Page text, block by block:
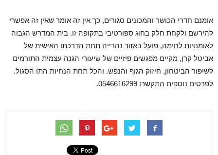
אומנם חדרי הכושר והמכונים סגורים, כך אין זה אומר שאין זה אפשרי
להירשם ולקחת חלק בחוג ספורטיבי בתקופה זו. בית המדרש הגבוה
לאומנויות לחימה, פועל באזור נהרייה תחת הדרכתו האישית של
אביטל קרן, מקיים מפגשים פיזיים של שיעורי הגנה עצמית התורמים
לשיפור הביטחון, חיזוק הגוף והנפש. והכל תחת הנחיות התו הסגול.
לפרטים נוספים התקשרו 0546616299.